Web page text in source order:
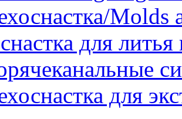
Molds
для литья
для